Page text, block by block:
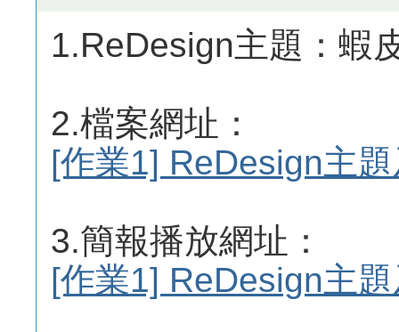
1.ReDesign主題：蝦
2.檔案網址：
[作業1] ReDesign主
3.簡報播放網址：
[作業1] ReDesign主